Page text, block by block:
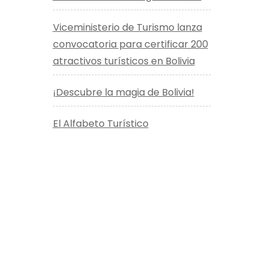
Viceministerio de Turismo lanza
convocatoria para certificar 200
atractivos turísticos en Bolivia
¡Descubre la magia de Bolivia!
El Alfabeto Turístico